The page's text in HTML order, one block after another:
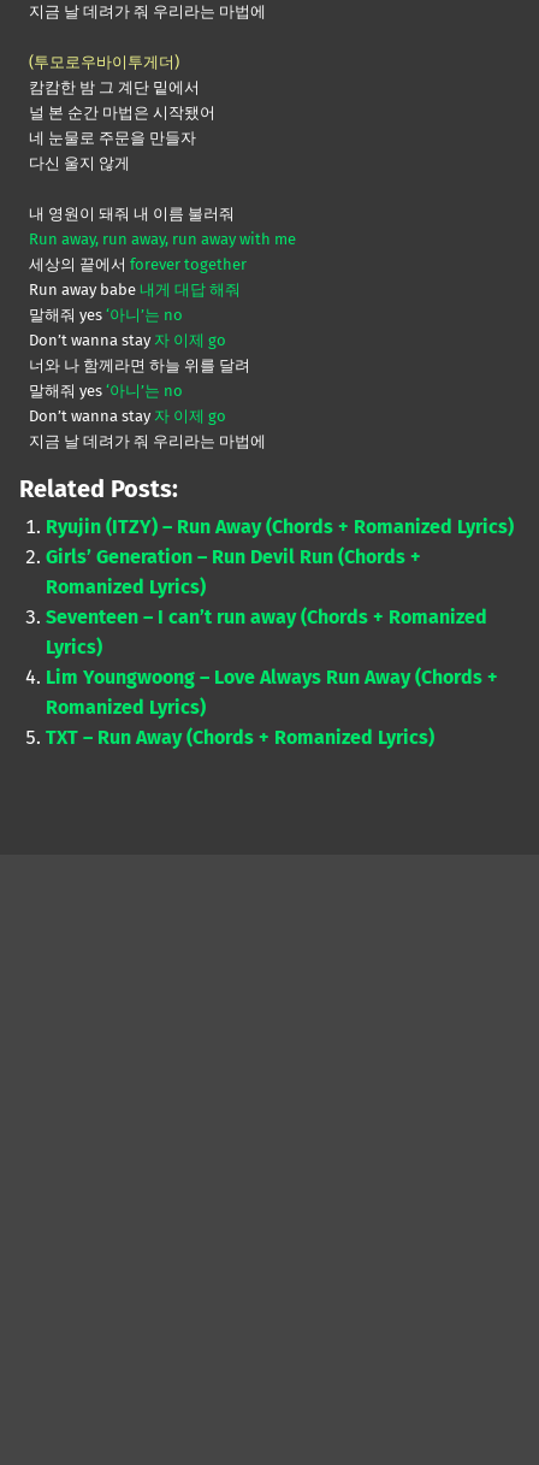
지금 날 데려가 줘 우리라는 마법에
(투모로우바이투게더)
캄캄한 밤 그 계단 밑에서
널 본 순간 마법은 시작됐어
네 눈물로 주문을 만들자
다신 울지 않게
내 영원이 돼줘 내 이름 불러줘
Run away, run away, run away with me
세상의 끝에서 forever together
Run away babe 내게 대답 해줘
말해줘 yes ‘아니’는 no
Don’t wanna stay 자 이제 go
너와 나 함께라면 하늘 위를 달려
말해줘 yes ‘아니’는 no
Don’t wanna stay 자 이제 go
지금 날 데려가 줘 우리라는 마법에
Related Posts:
Ryujin (ITZY) – Run Away (Chords + Romanized Lyrics)
Girls’ Generation – Run Devil Run (Chords +
Romanized Lyrics)
Seventeen – I can’t run away (Chords + Romanized
Lyrics)
Lim Youngwoong – Love Always Run Away (Chords +
Romanized Lyrics)
TXT – Run Away (Chords + Romanized Lyrics)